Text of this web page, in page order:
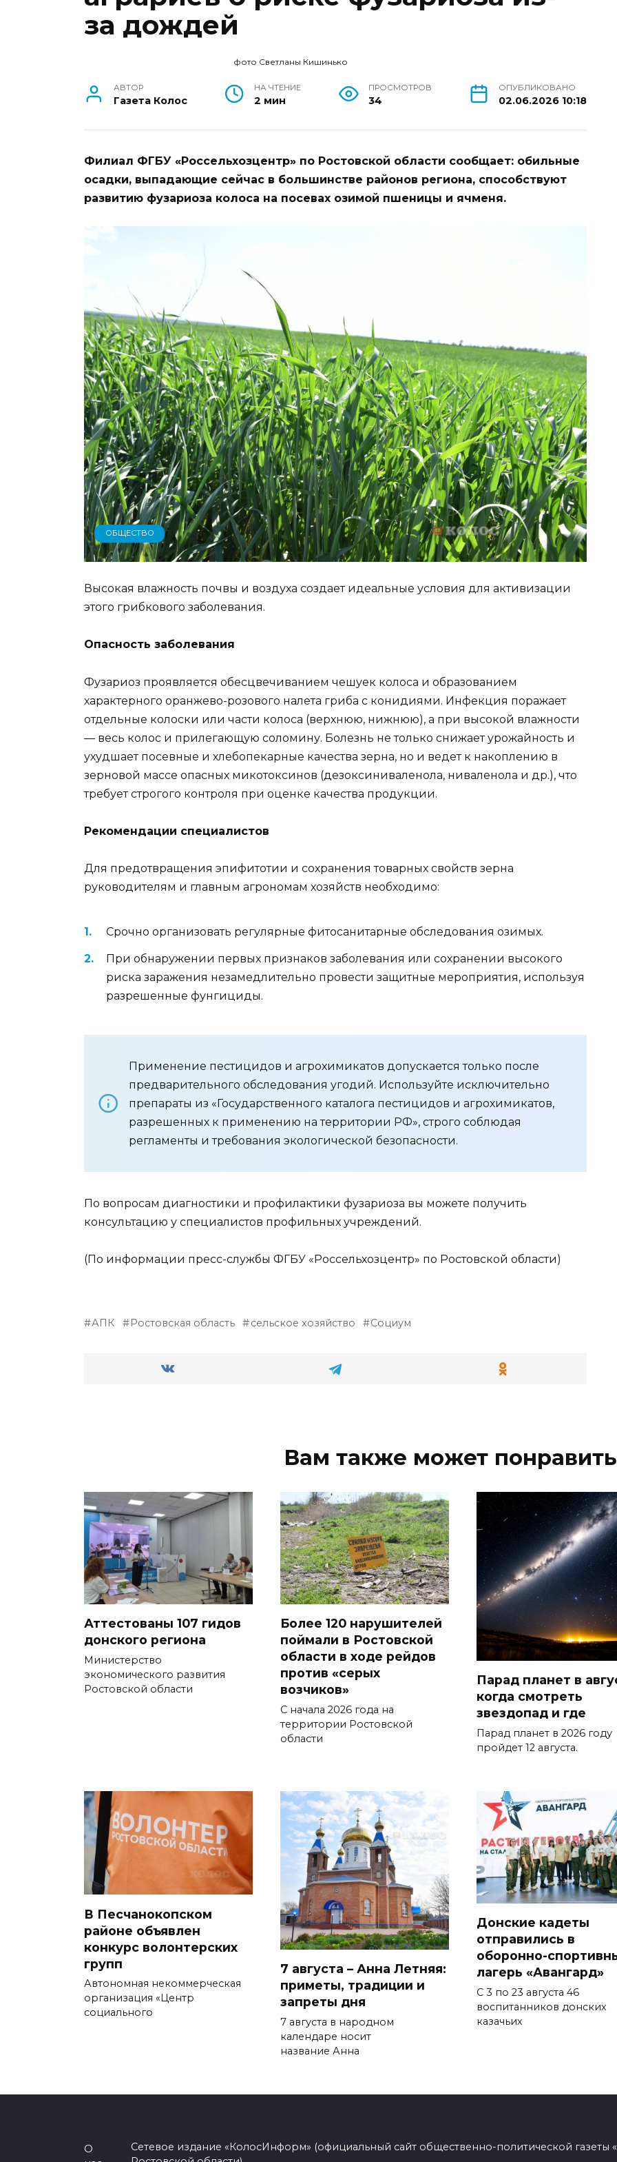
за дождей
фото Светланы Кишинько
АВТОР
Газета Колос
НА ЧТЕНИЕ
2 мин
ПРОСМОТРОВ
34
ОПУБЛИКОВАНО
02.06.2026 10:18
Филиал ФГБУ «Россельхозцентр» по Ростовской области сообщает: обильные
осадки, выпадающие сейчас в большинстве районов региона, способствуют
развитию фузариоза колоса на посевах озимой пшеницы и ячменя.
ОБЩЕСТВО
Высокая влажность почвы и воздуха создает идеальные условия для активизации
этого грибкового заболевания.
Опасность заболевания
Фузариоз проявляется обесцвечиванием чешуек колоса и образованием
характерного оранжево-розового налета гриба с конидиями. Инфекция поражает
отдельные колоски или части колоса (верхнюю, нижнюю), а при высокой влажности
— весь колос и прилегающую соломину. Болезнь не только снижает урожайность и
ухудшает посевные и хлебопекарные качества зерна, но и ведет к накоплению в
зерновой массе опасных микотоксинов (дезоксиниваленола, ниваленола и др.), что
требует строгого контроля при оценке качества продукции.
Рекомендации специалистов
Для предотвращения эпифитотии и сохранения товарных свойств зерна
руководителям и главным агрономам хозяйств необходимо:
Срочно организовать регулярные фитосанитарные обследования озимых.
При обнаружении первых признаков заболевания или сохранении высокого
риска заражения незамедлительно провести защитные мероприятия, используя
разрешенные фунгициды.
Применение пестицидов и агрохимикатов допускается только после
предварительного обследования угодий. Используйте исключительно
препараты из «Государственного каталога пестицидов и агрохимикатов,
разрешенных к применению на территории РФ», строго соблюдая
регламенты и требования экологической безопасности.
По вопросам диагностики и профилактики фузариоза вы можете получить
консультацию у специалистов профильных учреждений.
(По информации пресс-службы ФГБУ «Россельхозцентр» по Ростовской области)
АПК Ростовская область сельское хозяйство Социум
Вам также может
Аттестованы 107 гидов
донского региона
Министерство
экономического развития
Ростовской области
Более 120 нарушителей
поймали в Ростовской
области в ходе рейдов
против «серых
возчиков»
С начала 2026 года на
территории Ростовской
области
Парад планет в
когда смотреть
звездопад и где
Парад планет в 2026 году
пройдет 12 августа.
В Песчанокопском
районе объявлен
конкурс волонтерских
групп
Автономная некоммерческая
организация «Центр
социального
7 августа – Анна Летняя:
приметы, традиции и
запреты дня
7 августа в народном
календаре носит
название Анна
Донские кадеты
отправились в
оборонно-
лагерь «Авангард»
С 3 по 23 августа 46
воспитанников донских
казачьих
О
Сетевое издание «КолосИнформ» (официальный сайт общественно-политической газеты